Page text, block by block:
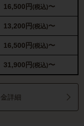
16,500 円 (税込)〜
13,200 円 (税込)〜
16,500 円 (税込)〜
31,900 円 (税込)〜
詳細